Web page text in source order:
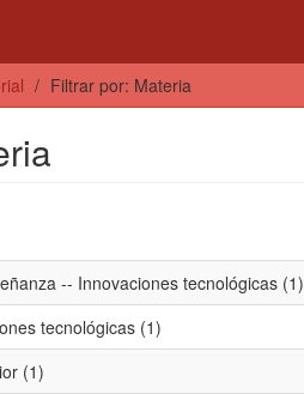
Filtrar por: Materia
-- Innovaciones tecnológicas (1)
tecnológicas (1)
(1)